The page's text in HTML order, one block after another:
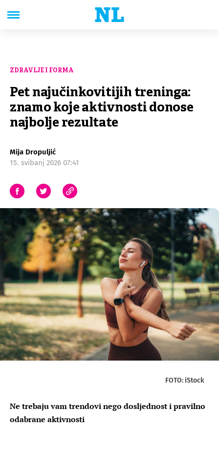
ZDRAVLJE I FORMA
Pet najučinkovitijih treninga:
znamo koje aktivnosti donose
najbolje rezultate
Mija Dropuljić
15. svibanj 2026 07:41
FOTO: iStock
Ne trebaju vam trendovi nego dosljednost i pravilno
odabrane aktivnosti